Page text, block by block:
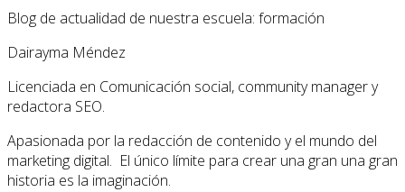
Blog de actualidad de nuestra escuela: formación
Dairayma Méndez
Licenciada en Comunicación social, community manager y
redactora SEO.
Apasionada por la redacción de contenido y el mundo del
marketing digital. El único límite para crear una gran una gran
historia es la imaginación.